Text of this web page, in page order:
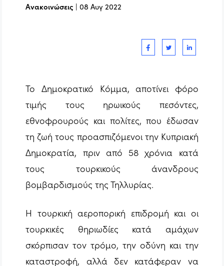
Ανακοινώσεις |08 Αυγ 2022
Το Δημοκρατικό Κόμμα, αποτίνει φόρο
τιμής τους ηρωικούς πεσόντες,
εθνοφρουρούς και πολίτες, που έδωσαν
τη ζωή τους προασπιζόμενοι την Κυπριακή
Δημοκρατία, πριν από 58 χρόνια κατά
τους τουρκικούς άνανδρους
βομβαρδισμούς της Τηλλυρίας.
Η τουρκική αεροπορική επιδρομή και οι
τουρκικές θηριωδίες κατά αμάχων
σκόρπισαν τον τρόμο, την οδύνη και την
καταστροφή, αλλά δεν κατάφεραν να